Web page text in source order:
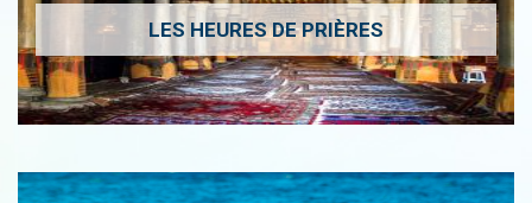
LES HEURES DE PRIÈRES